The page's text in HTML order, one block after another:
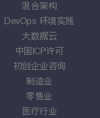
混合架构
DevOps 环境实施
大数据云
中国 ICP许可
初创企业咨询
制造业
零售业
医疗行业